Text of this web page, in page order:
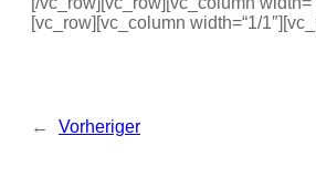
[vc_row][vc_column width=“1/
← Vorheriger